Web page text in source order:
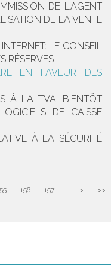
DE L'AGENT
DE LA VENTE
LE CONSEIL
RÉSERVES
EN FAVEUR DES
À LA TVA: BIENTÔT
DE CAISSE
À LA SÉCURITÉ
156 157 ... > >>